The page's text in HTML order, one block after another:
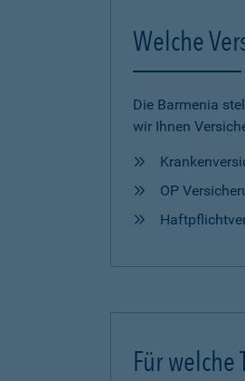
Welche
Die Barmenia
wir Ihnen
OP
Für welche